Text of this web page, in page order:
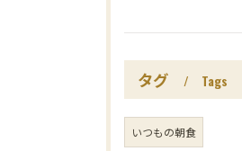
タグ Tags
いつもの朝食